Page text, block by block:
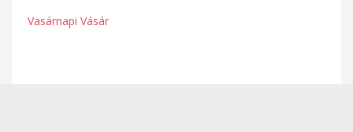
Vasárnapi Vásár